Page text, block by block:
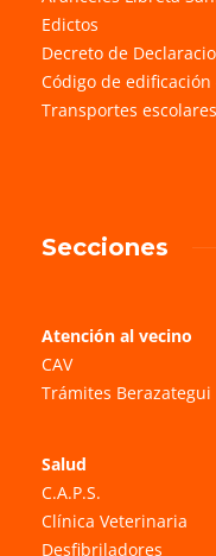
Edictos
Decreto de
Código de
Transportes
Secciones
Atención al vecino
CAV
Trámites Berazategui
Salud
C.A.P.S.
Clínica Veterinaria
Desfibriladores